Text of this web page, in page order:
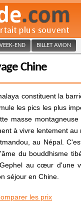
END BILLET AVION
Chine
constituent la
les pics les plus
masse
à vivre lentement
au Népal.
du bouddhisme
au cœur d'une
séjour en Chine.
les prix